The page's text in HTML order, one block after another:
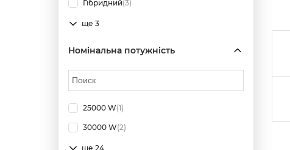
Гібридний(3)
ще 3
Номінальна потужність
25000 W(1)
30000 W(2)
ще 24